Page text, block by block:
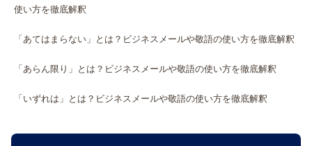
使い方を徹底解釈
「あてはまらない」とは？ビジネスメールや敬語の使い方を徹底解釈
「あらん限り」とは？ビジネスメールや敬語の使い方を徹底解釈
「いずれは」とは？ビジネスメールや敬語の使い方を徹底解釈